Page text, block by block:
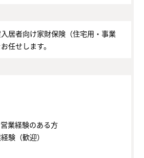
居者向け家財保険（住宅用・事業
任せします。
業経験のある方
験（歓迎）